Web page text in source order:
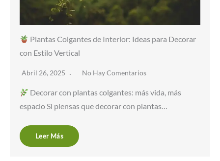
Plantas Colgantes de Interior: Ideas para Decorar
con Estilo Vertical
Abril 26, 2025 No Hay Comentarios
Decorar con plantas colgantes: más vida, más
espacio Si piensas que decorar con plantas…
Leer Más